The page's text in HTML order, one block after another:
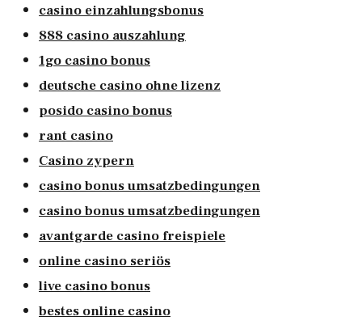
casino einzahlungsbonus
888 casino auszahlung
1go casino bonus
deutsche casino ohne lizenz
posido casino bonus
rant casino
Casino zypern
casino bonus umsatzbedingungen
casino bonus umsatzbedingungen
avantgarde casino freispiele
online casino seriös
live casino bonus
bestes online casino